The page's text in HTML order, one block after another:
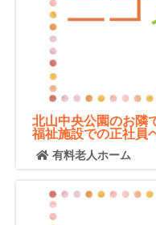
北山中央公園のお隣
福祉施設での正社員
有料老人ホーム